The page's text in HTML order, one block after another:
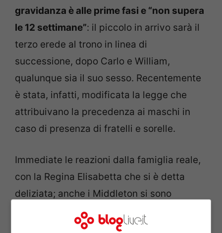
gravidanza è alle prime fasi e “non supera
le 12 settimane”: il piccolo in arrivo sarà il
terzo erede al trono in linea di
successione, dopo Carlo e William,
qualunque sia il suo sesso. Recentemente
è stata, infatti, modificata la legge che
attribuivano la precedenza ai maschi in
caso di presenza di fratelli e sorelle.
Immediate le reazioni dalla famiglia reale,
con la Regina Elisabetta che si è detta
deliziata; anche i Middleton si sono
dichiarati ‘felicissimi’. Il premier inglese
Cameron ha affidato a Twitter il suo